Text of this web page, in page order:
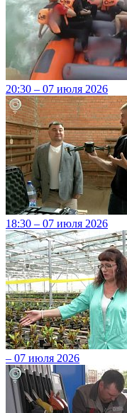
20:30 – 07 июля 2026
18:30 – 07 июля 2026
– 07 июля 2026